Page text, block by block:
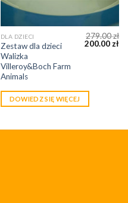
DLA DZIECI
Zestaw dla dzieci
Walizka
Villeroy&Boch Farm
Animals
279.00zł
200.00 zł
DOWIEDZ SIĘ WIĘCEJ